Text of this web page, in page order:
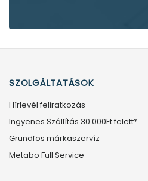
SZOLGÁLTATÁSOK
Hírlevél feliratkozás
Ingyenes Szállítás 30.000Ft felett*
Grundfos márkaszervíz
Metabo Full Service